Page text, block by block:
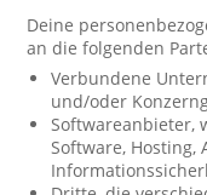
Deine
an die folgenden
Verbundene
und/oder
Softwareanbieter,
Software, Hosting,